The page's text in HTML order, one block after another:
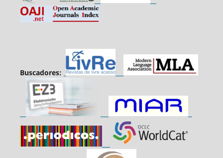
Buscadores: